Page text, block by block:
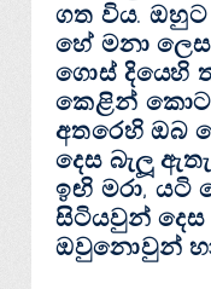
ගත විය.
හේ මනා
ගොස්‌ දියෙහි
කෙළින් කොට
අතරෙහි ඔබ
දෙස බැලූ
ඉඟි මරා,
සිටියවුන් දෙස
ඔවුනොවුන්